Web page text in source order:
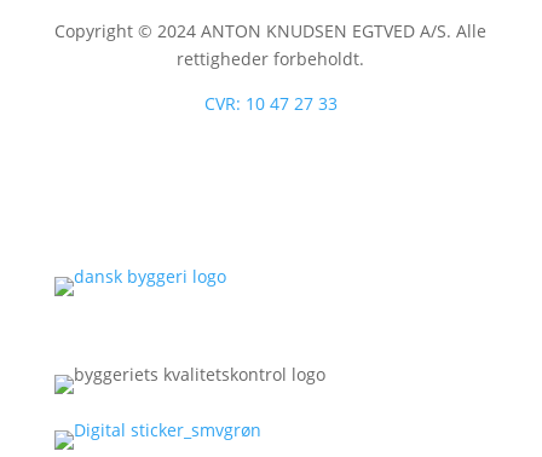
Copyright © 2024 ANTON KNUDSEN EGTVED A/S. Alle
rettigheder forbeholdt.
CVR: 10 47 27 33